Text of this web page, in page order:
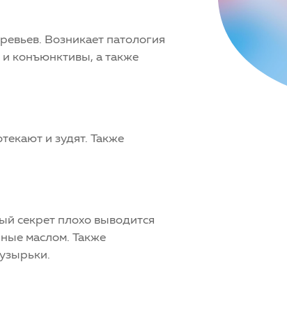
Возникает патология
и конъюнктивы, а также
и зудят. Также
секрет плохо выводится
маслом. Также